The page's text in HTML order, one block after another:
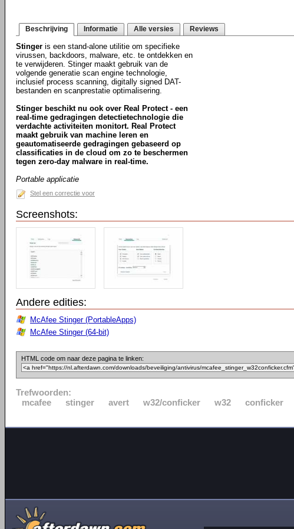
Beschrijving Informatie Alle versies Reviews
Stinger is een stand-alone utilitie om specifieke
virussen, backdoors, malware, etc. te ontdekken en
te verwijderen. Stinger maakt gebruik van de
volgende generatie scan engine technologie,
inclusief process scanning, digitally signed DAT-
bestanden en scanprestatie optimalisering.
Stinger beschikt nu ook over Real Protect - een
real-time gedragingen detectietechnologie die
verdachte activiteiten monitort. Real Protect
maakt gebruik van machine leren en
geautomatiseerde gedragingen gebaseerd op
classificaties in de cloud om zo te beschermen
tegen zero-day malware in real-time.
Portable applicatie
Stel een correctie voor
Screenshots:
Andere edities:
McAfee Stinger (PortableApps)
McAfee Stinger (64-bit)
HTML code om naar deze pagina te linken:
Trefwoorden:
mcafee
stinger avert w32/conficker w32 conficker